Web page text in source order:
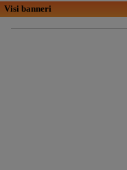
Visi banneri